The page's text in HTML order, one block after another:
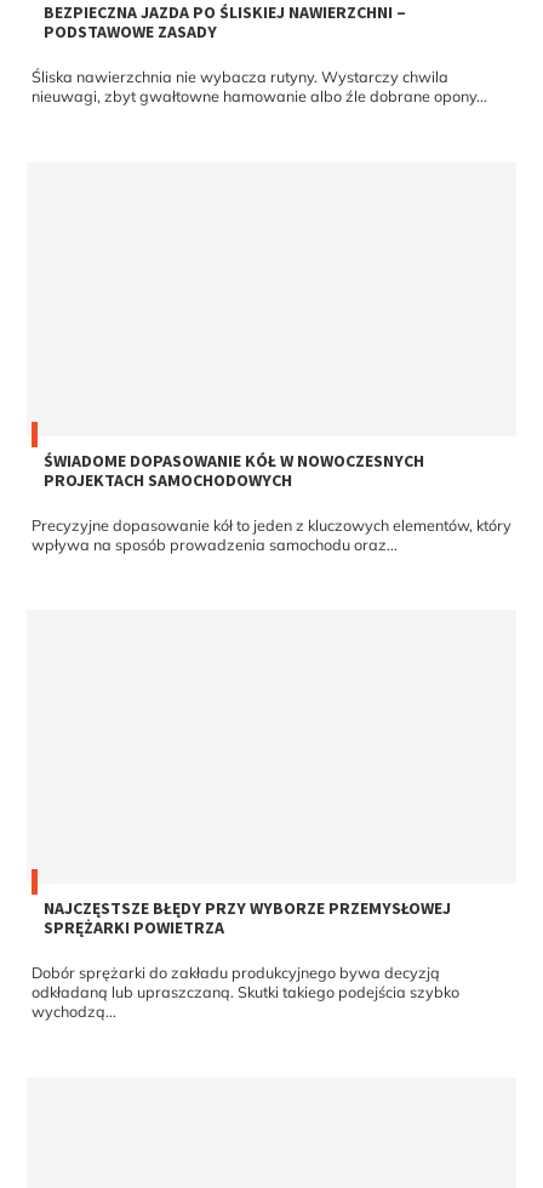
BEZPIECZNA JAZDA PO ŚLISKIEJ NAWIERZCHNI –
PODSTAWOWE ZASADY
Śliska nawierzchnia nie wybacza rutyny. Wystarczy chwila
nieuwagi, zbyt gwałtowne hamowanie albo źle dobrane opony...
ŚWIADOME DOPASOWANIE KÓŁ W NOWOCZESNYCH
PROJEKTACH SAMOCHODOWYCH
Precyzyjne dopasowanie kół to jeden z kluczowych elementów, który
wpływa na sposób prowadzenia samochodu oraz...
NAJCZĘSTSZE BŁĘDY PRZY WYBORZE PRZEMYSŁOWEJ
SPRĘŻARKI POWIETRZA
Dobór sprężarki do zakładu produkcyjnego bywa decyzją
odkładaną lub upraszczaną. Skutki takiego podejścia szybko
wychodzą...